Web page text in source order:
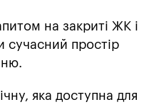
на закриті ЖК і
сучасний простір
яка доступна для